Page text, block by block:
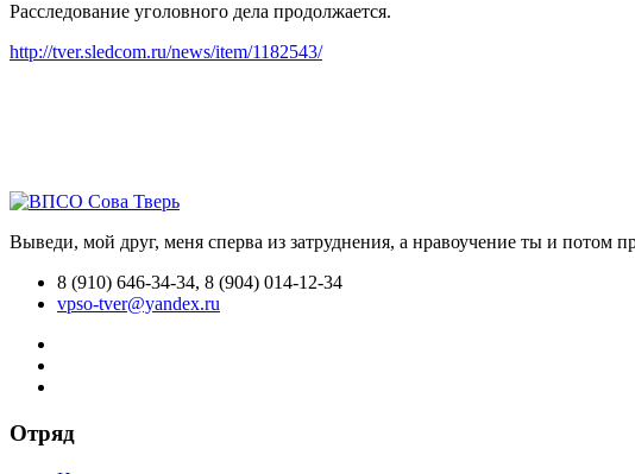
Расследование уголовного дела продолжается.
http://tver.sledcom.ru/news/item/1182543/
Выведи, мой друг, меня сперва из затруднения, а нравоучение ты и потом
8 (910) 646-34-34, 8 (904) 014-12-34
vpso-tver@yandex.ru
Отряд